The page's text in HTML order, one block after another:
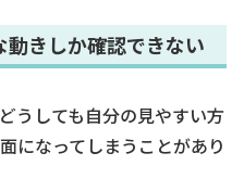
きしか確認できない
うしても自分の見やすい方
になってしまうことがあり